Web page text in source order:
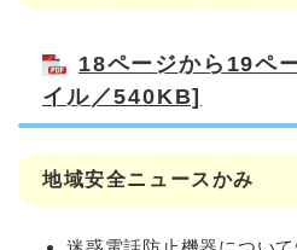
18ページから19ペ
イル／540KB]
地域安全ニュースかみ